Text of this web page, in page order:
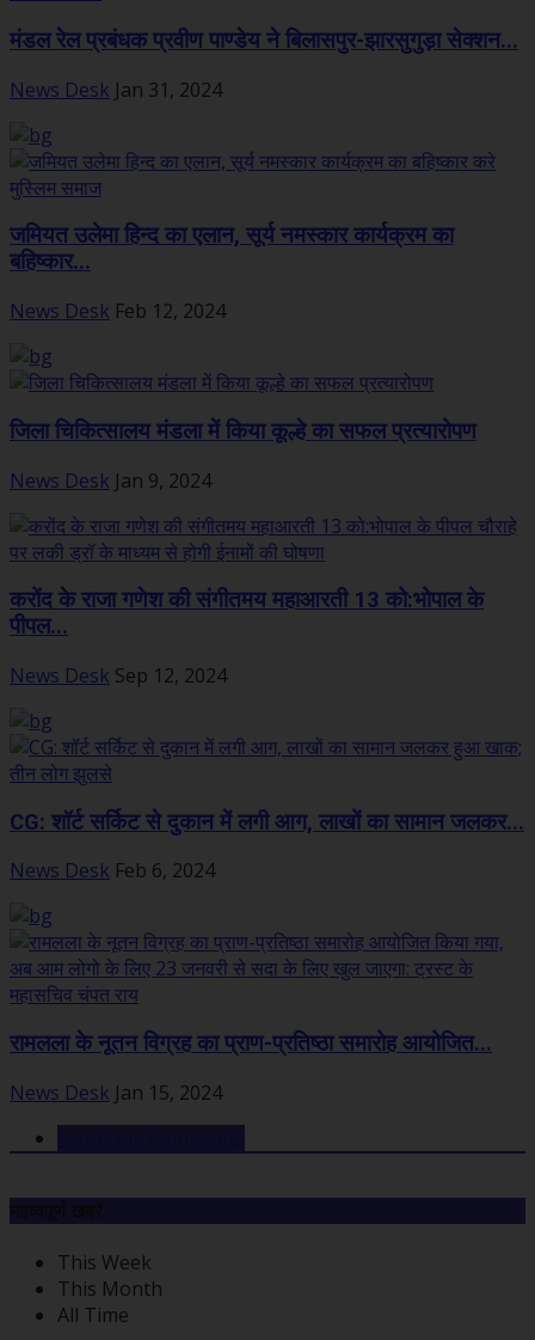
मंडल रेल प्रबंधक प्रवीण पाण्डेय ने बिलासपुर-झारसुगुड़ा सेक्शन...
News Desk Jan 31, 2024
जमियत उलेमा हिन्द का एलान, सूर्य नमस्कार कार्यक्रम का
बहिष्कार...
News Desk Feb 12, 2024
जिला चिकित्सालय मंडला में किया कूल्हे का सफल प्रत्यारोपण
News Desk Jan 9, 2024
करोंद के राजा गणेश की संगीतमय महाआरती 13 को:भोपाल के
पीपल...
News Desk Sep 12, 2024
CG: शॉर्ट सर्किट से दुकान में लगी आग, लाखों का सामान जलकर...
News Desk Feb 6, 2024
रामलला के नूतन विग्रह का प्राण-प्रतिष्ठा समारोह आयोजित...
News Desk Jan 15, 2024
This Week
This Month
All Time